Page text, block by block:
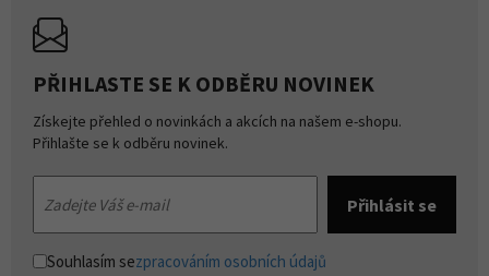
PŘIHLASTE SE K ODBĚRU NOVINEK
Získejte přehled o novinkách a akcích na našem e-shopu.
Přihlašte se k odběru novinek.
Souhlasím sezpracováním osobních údajů